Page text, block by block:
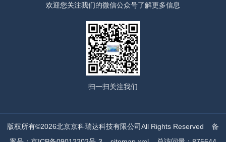
欢迎您关注我们的微信公众号了解更多信息
扫一扫关注我们
版权所有©2026北京京科瑞达科技有限公司All Rights Reserved 备